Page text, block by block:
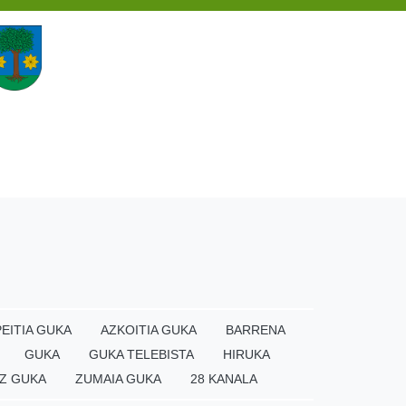
GUKA AZKOITIA GUKA
BARRENA
GUKA
GUKA TELEBISTA
HIRUKA
GUKA
ZUMAIA GUKA 28 KANALA